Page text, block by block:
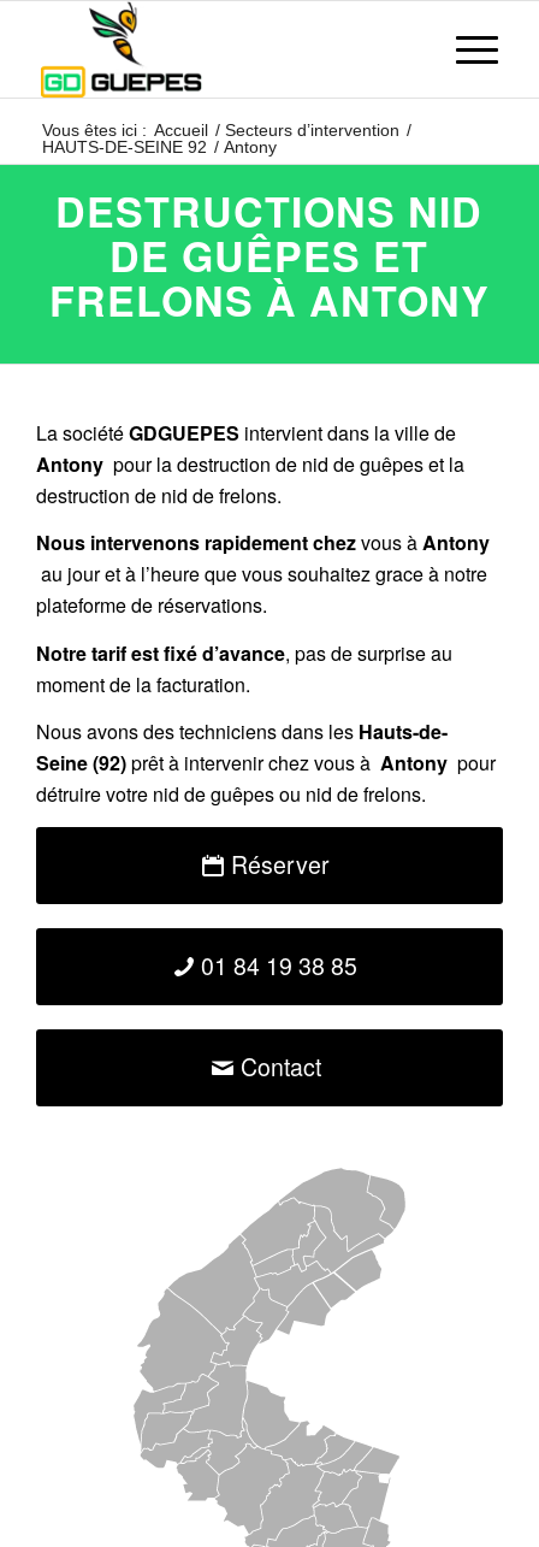
Vous êtes ici : Accueil / Secteurs d’intervention /
HAUTS-DE-SEINE 92 / Antony
DESTRUCTIONS NID
DE GUÊPES ET
FRELONS À ANTONY
La sociétéGDGUEPES intervient dans la ville de
Antony pour la destruction de nid de guêpes et la
destruction de nid de frelons.
Nous intervenons rapidement chezvous àAntony
au jour et à l’heure que vous souhaitez grace à notre
plateforme de réservations.
Notre tarif est fixé d’avance, pas de surprise au
moment de la facturation.
Nous avons des techniciens dans les Hauts-de-
Seine(92)prêt à intervenir chez vous à Antony pour
détruire votre nid de guêpes ou nid de frelons.
Réserver
01 84 19 38 85
Contact